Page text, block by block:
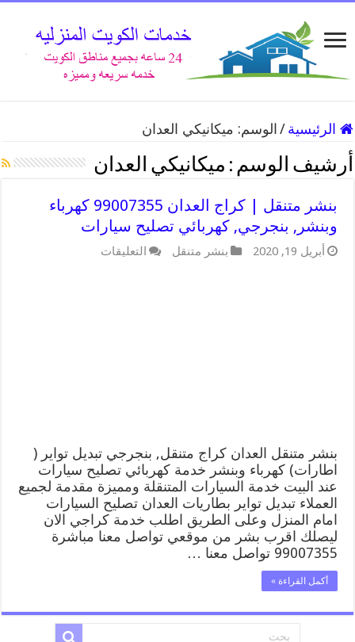
الرئيسية / الوسم: ميكانيكي العدان
أرشيف الوسم : ميكانيكي العدان
بنشر متنقل | كراج العدان 99007355 كهرباء
وبنشر, بنجرجي, كهربائي تصليح سيارات
أبريل 19, 2020 بنشر متنقل التعليقات
بنشر متنقل العدان كراج متنقل, بنجرجي تبديل تواير (
اطارات) كهرباء وبنشر خدمة كهربائي تصليح سيارات
عند البيت خدمة السيارات المتنقلة ومميزة مقدمة لجميع
العملاء تبديل تواير بطاريات العدان تصليح السيارات
امام المنزل وعلى الطريق اطلب خدمة كراجي الان
ليصلك اقرب بشر من موقعي تواصل معنا مباشرة
99007355 تواصل معنا …
أكمل القراءة »